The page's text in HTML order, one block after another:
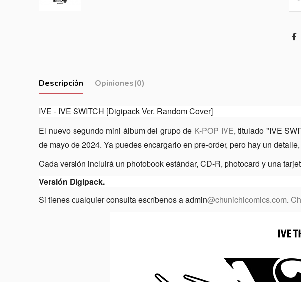
Descripción Opiniones(0)
IVE - IVE SWITCH [Digipack Ver. Random Cover]
El nuevo segundo mini álbum del grupo de K-POP IVE, titulado "IVE
de mayo de 2024. Ya puedes encargarlo en pre-order, pero hay un
Cada versión incluirá un photobook estándar, CD-R, photocard y una
Versión Digipack.
Si tienes cualquier consulta escríbenos a admin@chunichicomics.com.